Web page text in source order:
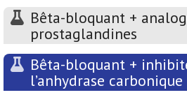
Bêta-bloquant +
prostaglandines
Bêta-bloquant +
l’anhydrase carbonique